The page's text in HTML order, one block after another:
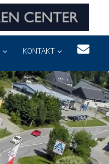
KONTAKT